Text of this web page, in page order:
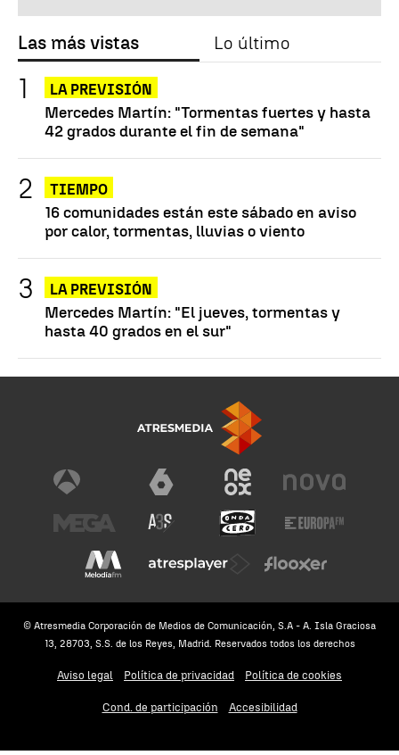
Las más vistas Lo último
LA PREVISIÓN
Mercedes Martín: "Tormentas fuertes y hasta
42 grados durante el fin de semana"
TIEMPO
16 comunidades están este sábado en aviso
por calor, tormentas, lluvias o viento
LA PREVISIÓN
Mercedes Martín: "El jueves, tormentas y
hasta 40 grados en el sur"
© Atresmedia Corporación de Medios de Comunicación, S.A - A. Isla Graciosa
13, 28703, S.S. de los Reyes, Madrid. Reservados todos los derechos
Aviso legal Política de privacidad Política de cookies
Cond. de participación Accesibilidad